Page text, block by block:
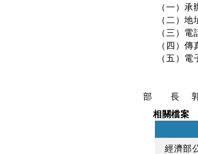
（一）承
（二）地
（三）電
（四）傳
（五）電
部 長 郭
相關檔案
經濟部